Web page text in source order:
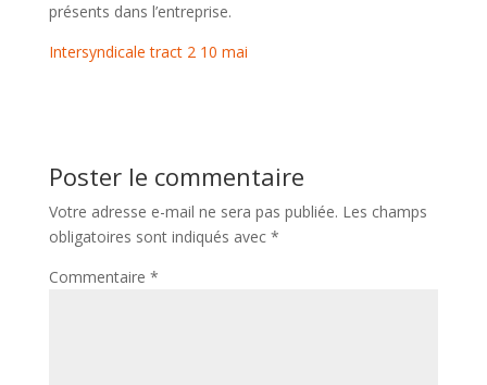
présents dans l’entreprise.
Intersyndicale tract 2 10 mai
Poster le commentaire
Votre adresse e-mail ne sera pas publiée. Les champs
obligatoires sont indiqués avec *
Commentaire *